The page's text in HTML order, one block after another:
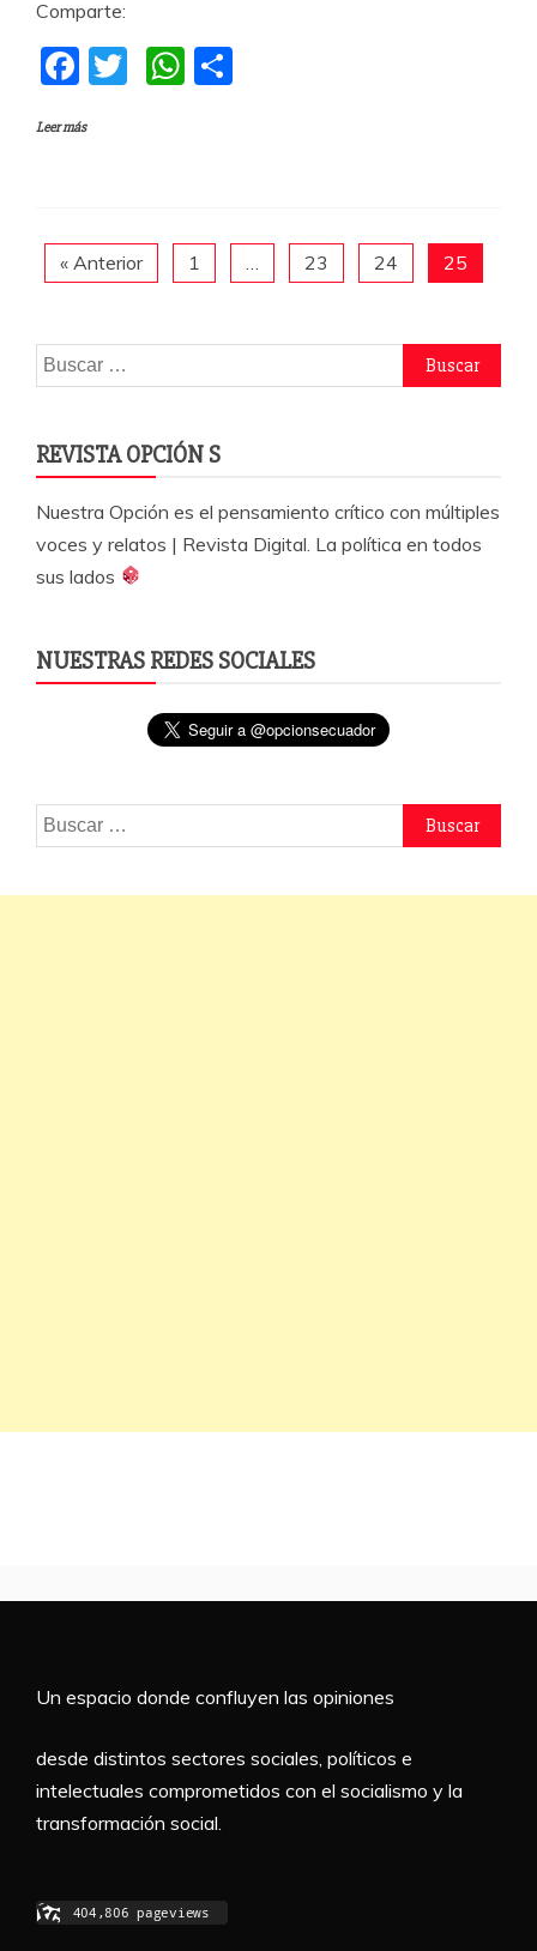
Comparte:
F
c
o
o
k
T
W
p
p
rti
r
Leer más
« Anterior 1 23 24 25
Buscar:
REVISTA OPCIÓN S
Nuestra Opción es el pensamiento crítico con múltiples
voces y relatos | Revista Digital. La política en todos
sus lados
NUESTRAS REDES SOCIALES
Buscar:
Un espacio donde confluyen las opiniones
desde distintos sectores sociales, políticos e
intelectuales comprometidos con el socialismo y la
transformación social.